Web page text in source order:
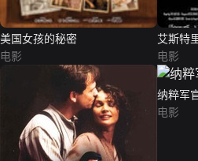
美国女孩的秘密
电影
艾斯特
电影
纳粹军
电影